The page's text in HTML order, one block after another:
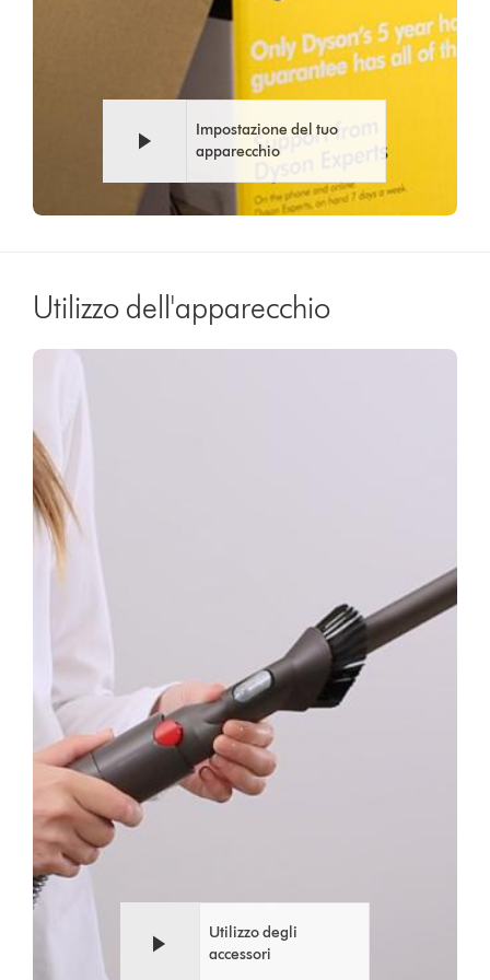
Impostazione del tuo
apparecchio
Utilizzo dell'apparecchio
Transcript
trascrizione
Utilizzo degli
accessori